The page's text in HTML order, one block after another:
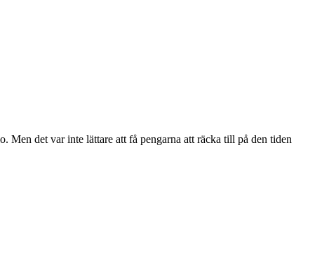
det var inte lättare att få pengarna att räcka till på den tiden